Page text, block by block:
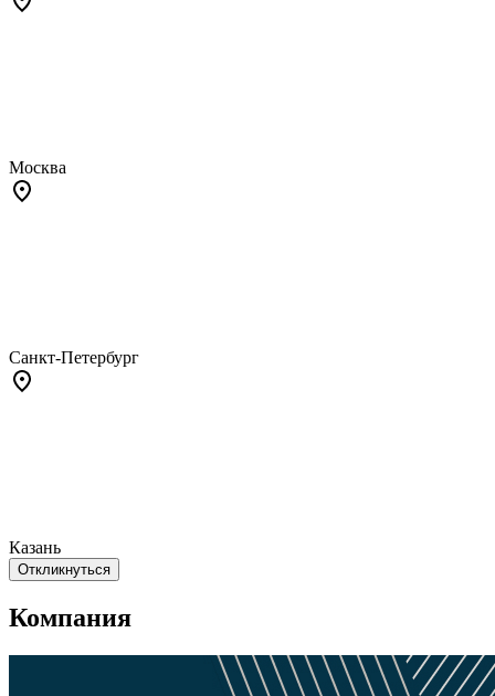
Москва
Санкт-Петербург
Казань
Откликнуться
Компания